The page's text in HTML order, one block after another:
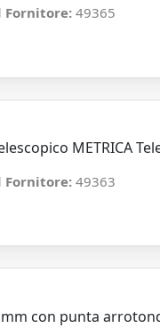
Fornitore: 49365
METRICA
Fornitore: 49363
con punta